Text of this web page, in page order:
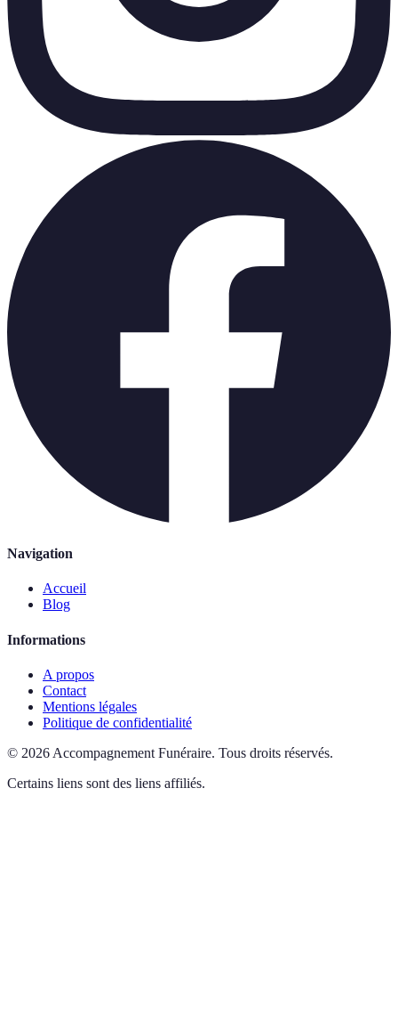
Navigation
Accueil
Blog
Informations
A propos
Contact
Mentions légales
Politique de confidentialité
© 2026 Accompagnement Funéraire. Tous droits réservés.
Certains liens sont des liens affiliés.